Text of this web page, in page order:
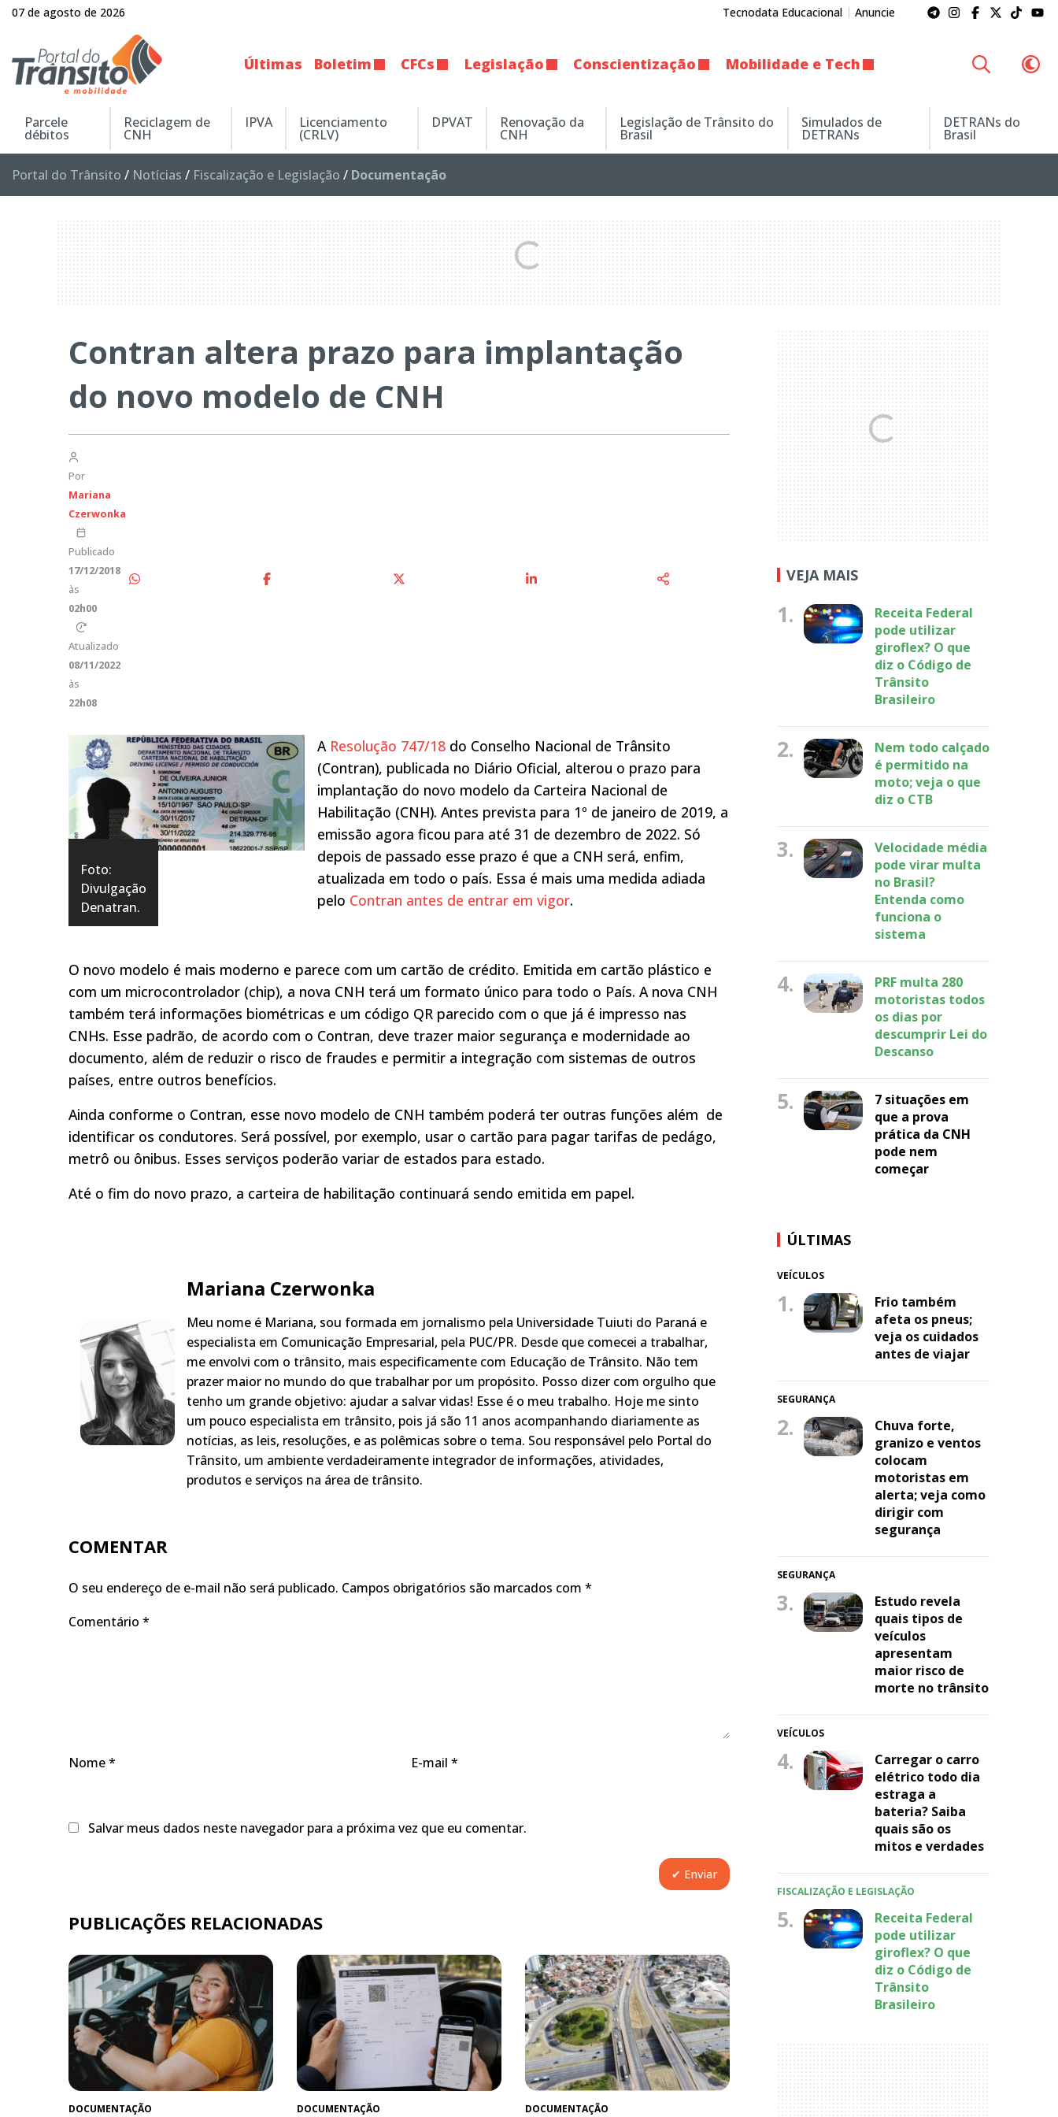
07 de agosto de 2026 Tecnodata Educacional Anuncie
Últimas Boletim CFCs Legislação Conscientização Mobilidade e Tech
Parcele
débitos
Reciclagem de
CNH
IPVA Licenciamento
(CRLV)
DPVAT Renovação da
CNH
Legislação de Trânsito do
Brasil
Simulados de
DETRANs
DETRANs do
Brasil
Portal do Trânsito / Notícias / Fiscalização e Legislação / Documentação
Contran altera prazo para implantação
do novo modelo de CNH
Por
Mariana
Czerwonka
Publicado
17/12/2018
às
02h00
Atualizado
08/11/2022
às
22h08
Foto:
Divulgação
Denatran.
A Resolução 747/18 do Conselho Nacional de Trânsito
(Contran), publicada no Diário Oficial, alterou o prazo para
implantação do novo modelo da Carteira Nacional de
Habilitação (CNH). Antes prevista para 1º de janeiro de 2019, a
emissão agora ficou para até 31 de dezembro de 2022. Só
depois de passado esse prazo é que a CNH será, enfim,
atualizada em todo o país. Essa é mais uma medida adiada
pelo Contran antes de entrar em vigor.
O novo modelo é mais moderno e parece com um cartão de crédito. Emitida em cartão plástico e
com um microcontrolador (chip), a nova CNH terá um formato único para todo o País. A nova CNH
também terá informações biométricas e um código QR parecido com o que já é impresso nas
CNHs. Esse padrão, de acordo com o Contran, deve trazer maior segurança e modernidade ao
documento, além de reduzir o risco de fraudes e permitir a integração com sistemas de outros
países, entre outros benefícios.
Ainda conforme o Contran, esse novo modelo de CNH também poderá ter outras funções além de
identificar os condutores. Será possível, por exemplo, usar o cartão para pagar tarifas de pedágo,
metrô ou ônibus. Esses serviços poderão variar de estados para estado.
Até o fim do novo prazo, a carteira de habilitação continuará sendo emitida em papel.
Mariana Czerwonka
Meu nome é Mariana, sou formada em jornalismo pela Universidade Tuiuti do Paraná e
especialista em Comunicação Empresarial, pela PUC/PR. Desde que comecei a trabalhar,
me envolvi com o trânsito, mais especificamente com Educação de Trânsito. Não tem
prazer maior no mundo do que trabalhar por um propósito. Posso dizer com orgulho que
tenho um grande objetivo: ajudar a salvar vidas! Esse é o meu trabalho. Hoje me sinto
um pouco especialista em trânsito, pois já são 11 anos acompanhando diariamente as
notícias, as leis, resoluções, e as polêmicas sobre o tema. Sou responsável pelo Portal do
Trânsito, um ambiente verdadeiramente integrador de informações, atividades,
produtos e serviços na área de trânsito.
COMENTAR
O seu endereço de e-mail não será publicado. Campos obrigatórios são marcados com *
Comentário *
Nome* E-mail *
Salvar meus dados neste navegador para a próxima vez que eu comentar.
PUBLICAÇÕES RELACIONADAS
DOCUMENTAÇÃO DOCUMENTAÇÃO DOCUMENTAÇÃO
VEJA MAIS
1.
Receita Federal
pode utilizar
giroflex? O que
diz o Código de
Trânsito
Brasileiro
2.
Nem todo calçado
é permitido na
moto; veja o que
diz o CTB
3.
Velocidade média
pode virar multa
no Brasil?
Entenda como
funciona o
sistema
4.
PRF multa 280
motoristas todos
os dias por
descumprir Lei do
Descanso
5.
7 situações em
que a prova
prática da CNH
pode nem
começar
ÚLTIMAS
VEÍCULOS
1.
Frio também
afeta os pneus;
veja os cuidados
antes de viajar
SEGURANÇA
2.
Chuva forte,
granizo e ventos
colocam
motoristas em
alerta; veja como
dirigir com
segurança
SEGURANÇA
3.
Estudo revela
quais tipos de
veículos
apresentam
maior risco de
morte no trânsito
VEÍCULOS
4.
Carregar o carro
elétrico todo dia
estraga a
bateria? Saiba
quais são os
mitos e verdades
FISCALIZAÇÃO E LEGISLAÇÃO
5.
Receita Federal
pode utilizar
giroflex? O que
diz o Código de
Trânsito
Brasileiro